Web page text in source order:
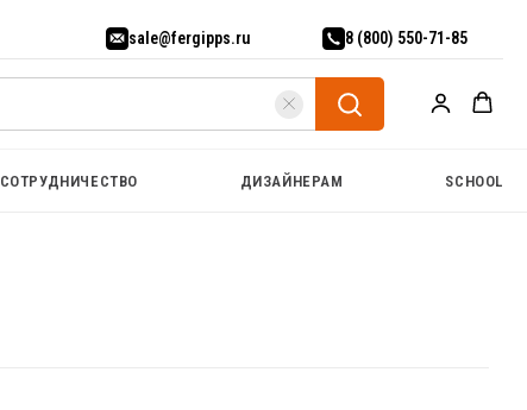
sale@fergipps.ru 8 (800) 550-71-85
СОТРУДНИЧЕСТВО ДИЗАЙНЕРАМ SCHOOL